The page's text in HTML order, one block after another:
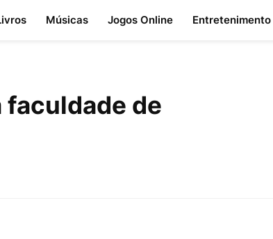
Músicas Jogos Online Entretenimento
faculdade de